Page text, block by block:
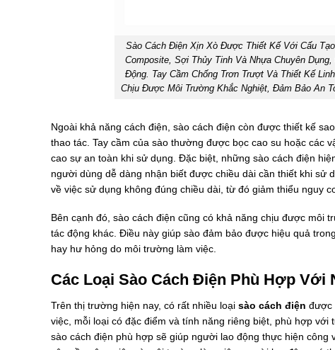
Sào Cách Điện Xịn Xò Được Thiết Kế Với Cấu
Composite, Sợi Thủy Tinh Và Nhựa Chuyên
Động. Tay Cầm Chống Trơn Trượt Và Thiết Kế
Chịu Được Môi Trường Khắc Nghiệt, Đảm Bảo An
Ngoài khả năng cách điện, sào cách điện còn được thiết kế
thao tác. Tay cầm của sào thường được bọc cao su hoặc các
cao sự an toàn khi sử dụng. Đặc biệt, những sào cách điện
người dùng dễ dàng nhận biết được chiều dài cần thiết khi sử
về việc sử dụng không đúng chiều dài, từ đó giảm thiểu nguy
Bên cạnh đó, sào cách điện cũng có khả năng chịu được môi
tác động khác. Điều này giúp sào đảm bảo được hiệu quả
hay hư hỏng do môi trường làm việc.
Các Loại Sào Cách Điện Phù Hợp Với
Trên thị trường hiện nay, có rất nhiều loại sào cách điện được
việc, mỗi loại có đặc điểm và tính năng riêng biệt, phù hợp
sào cách điện phù hợp sẽ giúp người lao động thực hiện